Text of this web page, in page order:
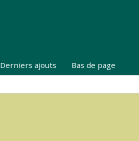
Derniers ajouts Bas de page